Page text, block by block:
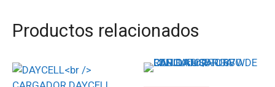
Productos relacionados